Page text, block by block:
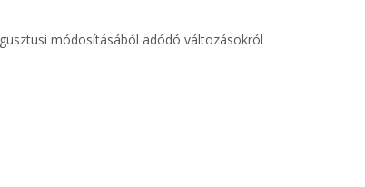
módosításából adódó változásokról